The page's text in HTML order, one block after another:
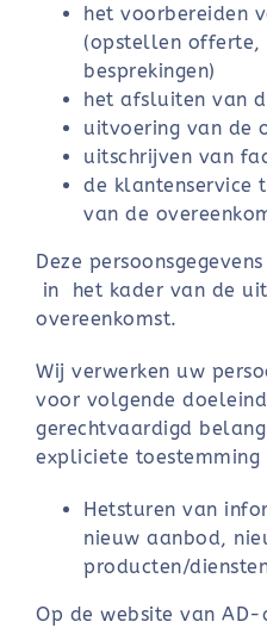
het voorbereiden
(opstellen offerte,
besprekingen)
het afsluiten van
uitvoering van de
uitschrijven van
de klantenservice
van de
Deze
in het kader van de
overeenkomst.
Wij verwerken uw
voor volgende
gerechtvaardigd
expliciete toestemming
Hetsturen van
nieuw aanbod,
producten/
Op de website van